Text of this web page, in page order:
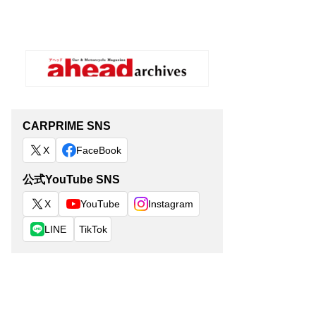
CARPRIME SNS
X FaceBook
公式YouTube SNS
X YouTube Instagram
LINE TikTok